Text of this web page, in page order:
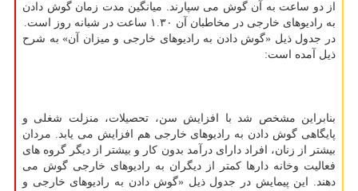
از دو ساعت به آن گوش می سپارند. میانگین مدت زمان گوش دادن
به رادیوهای خارجی در مخاطبان آن ۱.۳۰ ساعت در شبانه روز است.
در جدول ذیل «گوش دادن به رادیوهای خارجی و میزان آن» به شرح
ذیل آمده است:
بنابراین مشخص شد با افزایش سن، تحصیلات، منزلت شغلی و
پایگاهی گوش دادن به رادیوهای خارجی هم افزایش می یابد. مردان
بیشتر از زنان، افراد دارای درآمد بدون کار و بیشتر از دیگر گروه های
فعالیت وخانه دارها کمتر از دیگران به رادیوهای خارجی گوش می
دهند. این پیمایش در جدول ذیل «گوش دادن به رادیوهای خارجی و